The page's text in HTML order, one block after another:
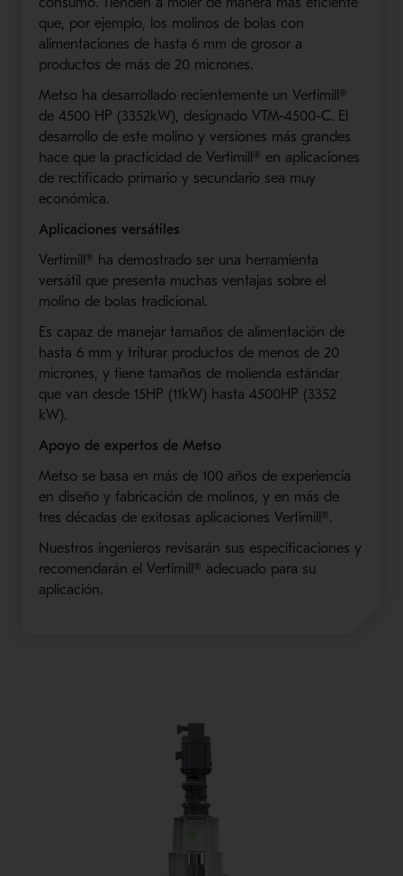
que, por ejemplo, los molinos de bolas con
alimentaciones de hasta 6 mm de grosor a
productos de más de 20 micrones.
Metso ha desarrollado recientemente un Vertimill®
de 4500 HP (3352kW), designado VTM-4500-C. El
desarrollo de este molino y versiones más grandes
hace que la practicidad de Vertimill® en aplicaciones
de rectificado primario y secundario sea muy
económica.
Aplicaciones versátiles
Vertimill® ha demostrado ser una herramienta
versátil que presenta muchas ventajas sobre el
molino de bolas tradicional.
Es capaz de manejar tamaños de alimentación de
hasta 6 mm y triturar productos de menos de 20
micrones, y tiene tamaños de molienda estándar
que van desde 15HP (11kW) hasta 4500HP (3352
kW).
Apoyo de expertos de Metso
Metso se basa en más de 100 años de experiencia
en diseño y fabricación de molinos, y en más de
tres décadas de exitosas aplicaciones Vertimill®.
Nuestros ingenieros revisarán sus especificaciones y
recomendarán el Vertimill® adecuado para su
aplicación.